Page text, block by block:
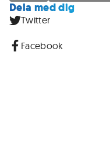
Dela med dig
Twitter
Facebook